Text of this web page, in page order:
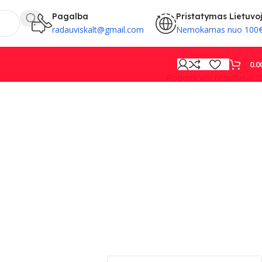
Pagalba
radauviskalt@gmail.com
Pristatymas
Nemokamas nuo